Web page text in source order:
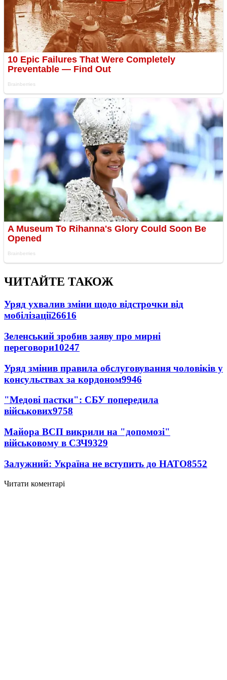
ЧИТАЙТЕ ТАКОЖ
Уряд ухвалив зміни щодо відстрочки від
мобілізації26616
Зеленський зробив заяву про мирні
переговори10247
Уряд змінив правила обслуговування чоловіків у
консульствах за кордоном9946
"Медові пастки": СБУ попередила
військових9758
Майора ВСП викрили на "допомозі"
військовому в СЗЧ9329
Залужний: Україна не вступить до НАТО8552
Читати коментарі